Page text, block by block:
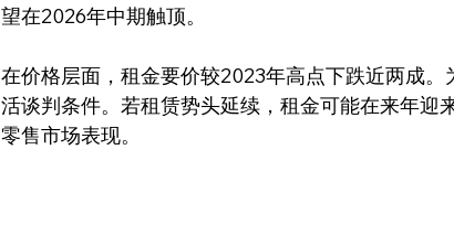
望在2026年中期触顶。
在价格层面，租金要价较2023年高点下跌近两成
活谈判条件。若租赁势头延续，租金可能在来年迎
零售市场表现。